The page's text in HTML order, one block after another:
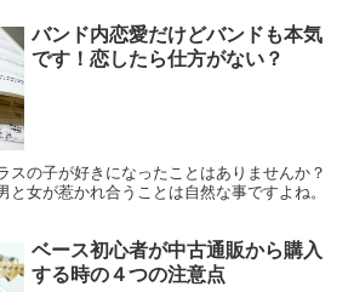
バンド内恋愛だけどバンドも本気
です！恋したら仕方がない？
スの子が好きになったことはありませんか？
と女が惹かれ合うことは自然な事ですよね。
ベース初心者が中古通販から購入
する時の４つの注意点